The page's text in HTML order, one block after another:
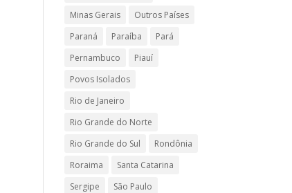
Minas Gerais
Outros Países
Paraná
Paraíba
Pará
Pernambuco
Piauí
Povos Isolados
Rio de Janeiro
Rio Grande do Norte
Rio Grande do Sul
Rondônia
Roraima
Santa Catarina
Sergipe
São Paulo